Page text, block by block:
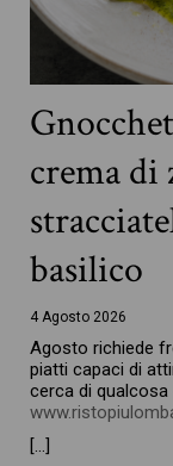
crema di
basilico
4 Agosto 2026
Agosto richiede
piatti capaci di
cerca di
[…]